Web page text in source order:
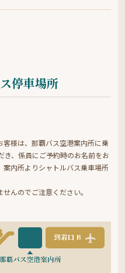
停車場所
様は、那覇バス空港案内所に乗
き、係員にご予約時のお名前をお
内所よりシャトルバス乗車場所
んのでご注意ください。